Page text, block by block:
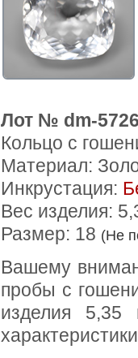
Лот № dm-
Кольцо с
Материал:
Инкрустация:
Вес изделия:
Размер: 18 (Не
Вашему вниманию предлагается кольцо из белого золота 585
пробы с
изделия 5,35